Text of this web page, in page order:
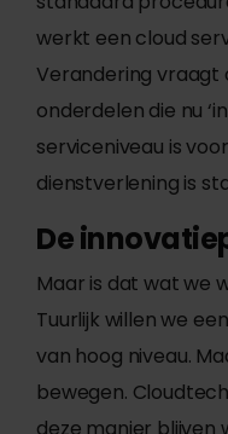
werkt een cloud
Verandering vraagt
onderdelen die nu
serviceniveau is
dienstverlening is
De
Maar is dat wat we
Tuurlijk willen we
van hoog niveau.
bewegen.
deze manier blijven